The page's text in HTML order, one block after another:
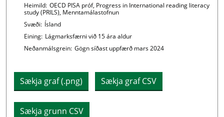
Chart details
Heimild: OECD PISA próf, Progress in International reading literacy
study (PRILS), Menntamálastofnun
Svæði: Ísland
Eining: Lágmarksfærni við 15 ára aldur
Neðanmálsgrein: Gögn síðast uppfærð mars 2024
Sækja graf (.png) Sækja graf CSV
Sækja grunn CSV